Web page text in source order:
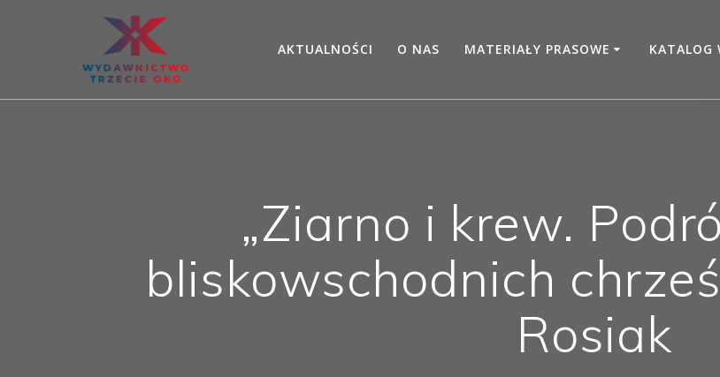
AKTUALNOŚCI O NAS MATERIAŁY PRASOWE KATALOG
„Ziarno i krew.
bliskowschodnich
Rosiak